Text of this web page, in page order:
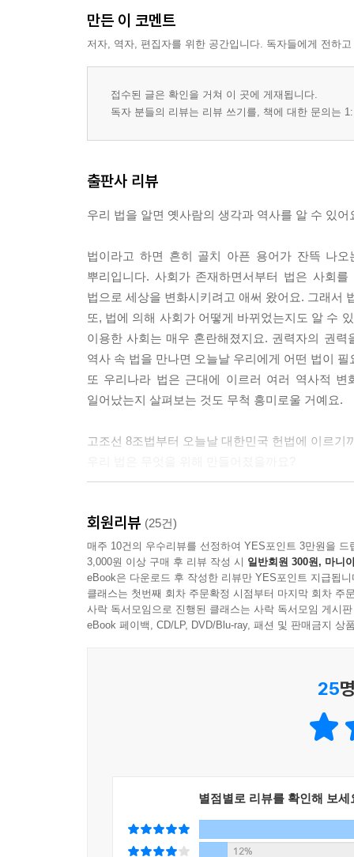
만든 이 코멘트
저자, 역자, 편집자를 위한 공간입니다. 독자들에게 전하
접수된 글은 확인을 거쳐 이 곳에 게재됩니다.
독자 분들의 리뷰는 리뷰 쓰기를, 책에 대한 문의는
출판사 리뷰
우리 법을 알면 옛사람의 생각과 역사를 알 수 있어
법이라고 하면 흔히 골치 아픈 용어가 잔뜩 나
뿌리입니다. 사회가 존재하면서부터 법은 사회
법으로 세상을 변화시키려고 애써 왔어요. 그래서
또, 법에 의해 사회가 어떻게 바뀌었는지도 알 수
이용한 사회는 매우 혼란해졌지요. 권력자의 권
역사 속 법을 만나면 오늘날 우리에게 어떤 법이
또 우리나라 법은 근대에 이르러 여러 역사적
일어났는지 살펴보는 것도 무척 흥미로울 거예요.
고조선 8조법부터 오늘날 대한민국 헌법에 이르기
달라져도 사회의 질서를 지키고 여러 사람의 삶을
세상을 이롭게 한다는 홍익인간의 이념부터 시작
국가의 힘을 튼튼하게 한 율령, 나라의 인재를 발
국가 운영의 기본을 담은 최고 법전, 생명을 중
대한민국 헌법 등에 이르기까지, 우리 법은 사람
법을 가리고 있는 복잡한 얼굴은 살짝 거둬 내고
회원리뷰 (25건)
매주 10건의 우수리뷰를 선정하여 YES포인트 3만원을 드
3,000원 이상 구매 후 리뷰 작성 시 일반회원 300원, 마니
eBook은 다운로드 후 작성한 리뷰만 YES포인트 지급됩니
클래스는 첫번째 회차 주문확정 시점부터 마지막 회차 주
사락 독서모임으로 진행된 클래스는 사락 독서모임 게시
eBook 페이백, CD/LP, DVD/Blu-ray, 패션 및 판매금지 상
25
별점별로 리뷰를 확인해 보세
12%